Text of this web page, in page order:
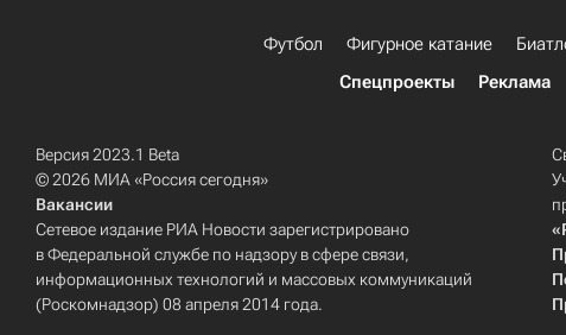
Футбол Фигурное катание
Спецпроекты
Реклама
Версия 2023.1 Beta
© 2026 МИА «Россия сегодня»
Вакансии
Сетевое издание РИА Новости зарегистрировано
в Федеральной службе по надзору в сфере связи,
информационных технологий и массовых коммуникаций
(Роскомнадзор) 08 апреля 2014 года.